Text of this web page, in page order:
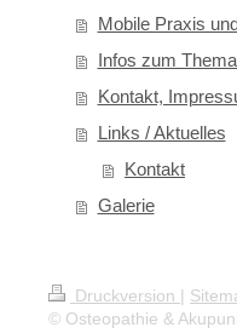
Mobile Praxis
Infos zum
Kontakt,
Links / Aktuelles
Kontakt
Galerie
Druckversion |
© Osteopathie &